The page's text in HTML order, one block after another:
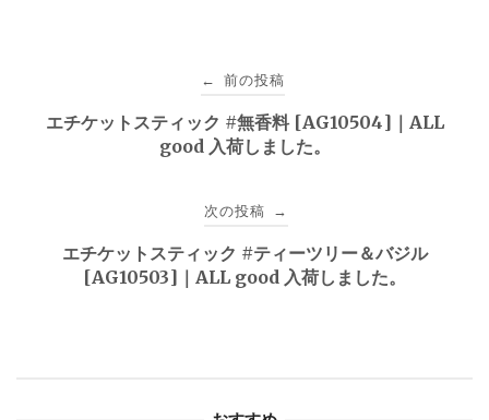
← 前の投稿
エチケットスティック #無香料 [AG10504]｜ALL
good 入荷しました。
次の投稿 →
エチケットスティック #ティーツリー＆バジル
[AG10503]｜ALL good 入荷しました。